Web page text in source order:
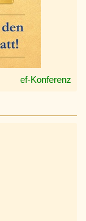
ef-Konferenz